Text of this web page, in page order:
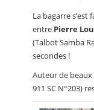
La bagarre
entre Pierre
(Talbot Samba
secondes !
Auteur de
911 SC N°203)